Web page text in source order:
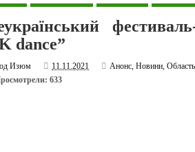
dance”
Изюм 11.11.2021 Анонс,Новини,Область
633